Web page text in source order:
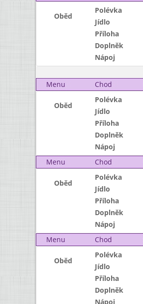
Oběd
Polévka
Jídlo
Příloha
Doplněk
Nápoj
Menu
Chod
Oběd
Polévka
Jídlo
Příloha
Doplněk
Nápoj
Menu
Chod
Oběd
Polévka
Jídlo
Příloha
Doplněk
Nápoj
Menu
Chod
Oběd
Polévka
Jídlo
Příloha
Doplněk
Nápoj